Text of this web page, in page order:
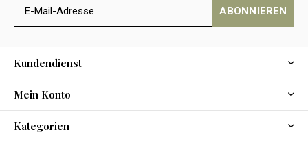
ABONNIEREN
Kundendienst
Mein Konto
Kategorien